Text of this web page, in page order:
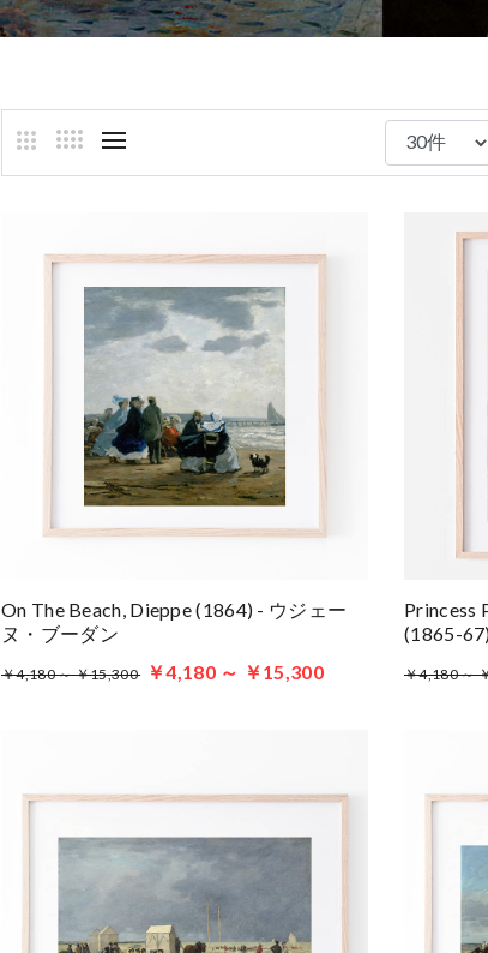
On The Beach, Dieppe (1864) - ウジェー
ヌ・ブーダン
￥4,180 ～ ￥15,300 ￥4,180 ～ ￥15,300
Princess
(1865-
￥4,180 ～